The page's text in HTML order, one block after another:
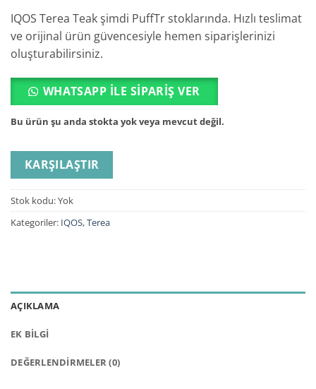
IQOS Terea Teak şimdi PuffTr stoklarında. Hızlı teslimat
ve orijinal ürün güvencesiyle hemen siparişlerinizi
oluşturabilirsiniz.
WHATSAPP ILE SIPARIŞ VER
Bu ürün şu anda stokta yok veya mevcut değil.
KARŞILAŞTIR
Stok kodu:Yok
Kategoriler: IQOS,Terea
AÇIKLAMA
EK BILGI
DEĞERLENDIRMELER (0)